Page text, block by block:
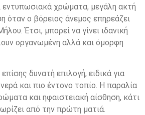
εντυπωσιακά χρώματα, μεγάλη ακτή
όταν ο βόρειος άνεμος επηρεάζει
Έτσι, μπορεί να γίνει ιδανική
οργανωμένη αλλά και όμορφη
δυνατή επιλογή, ειδικά για
και πιο έντονο τοπίο. Η παραλία
και ηφαιστειακή αίσθηση, κάτι
από την πρώτη ματιά.